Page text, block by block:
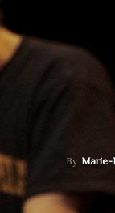
By Marie-